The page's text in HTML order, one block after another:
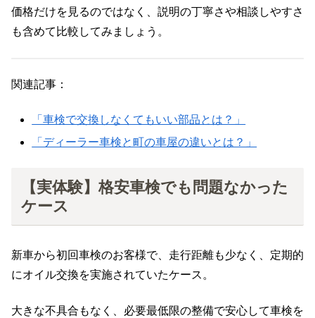
価格だけを見るのではなく、説明の丁寧さや相談しやすさ
も含めて比較してみましょう。
関連記事：
「車検で交換しなくてもいい部品とは？」
「ディーラー車検と町の車屋の違いとは？」
【実体験】格安車検でも問題なかった
ケース
新車から初回車検のお客様で、走行距離も少なく、定期的
にオイル交換を実施されていたケース。
大きな不具合もなく、必要最低限の整備で安心して車検を